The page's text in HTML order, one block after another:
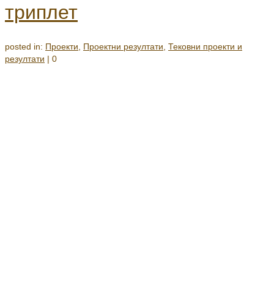
триплет
posted in: Проекти Проектни резултати Тековни проекти и
резултати | 0